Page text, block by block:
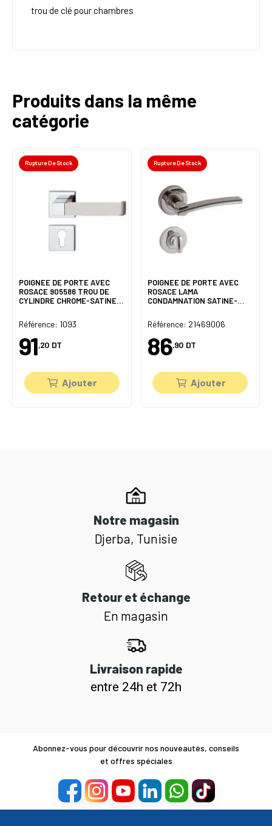
trou de clé pour chambres
Produits dans la même
catégorie
Rupture De Stock
POIGNEE DE PORTE AVEC
ROSACE 905586 TROU DE
CYLINDRE CHROME-SATINE
Référence: 1093
91,20 DT
Ajouter
Rupture De Stock
POIGNEE DE PORTE AVEC
ROSACE LAMA
CONDAMNATION SATINE-
Référence: 21469006
86,90 DT
Ajouter
Notre magasin
Djerba, Tunisie
Retour et échange
En magasin
Livraison rapide
entre 24h et 72h
Abonnez-vous pour découvrir nos nouveautés, conseils
et offres spéciales